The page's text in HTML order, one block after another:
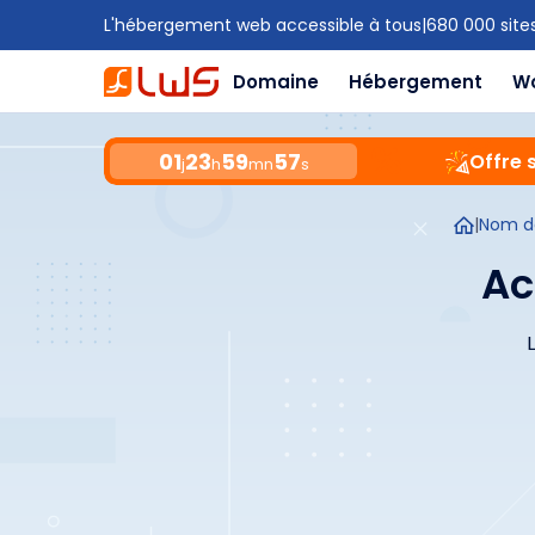
L'hébergement web accessible à tous|680 000
Domaine Hébergement
01j23h59mn56s Offre
|Nom